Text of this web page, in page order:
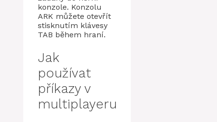
konzole. Konzolu
ARK můžete otevřít
stisknutím klávesy
TAB během hraní.
Jak
používat
příkazy v
multiplayeru